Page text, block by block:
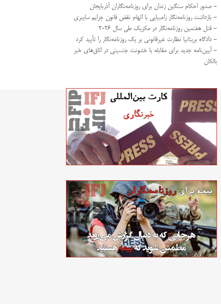
- صدور احکام سنگین زندان برای روزنامه‌نگاران آذربایجان
- بازداشت روزنامه‌نگار زامبیایی با اتهام نقض قانون جرایم سایبری
- قتل هفتمین روزنامه‌نگار در مکزیک طی سال ۲۰۲۶
- دادگاه بریتانیا نظارت غیرقانونی بر یک روزنامه‌نگار را تأیید کرد
- آیین‌نامه جدید برای مقابله با خشونت جنسیتی در اتاق‌های خبر
بالکان